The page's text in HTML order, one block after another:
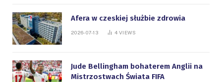
Afera w czeskiej służbie zdrowia
2026-07-13 4 VIEWS
Jude Bellingham bohaterem Anglii na
Mistrzostwach Świata FIFA